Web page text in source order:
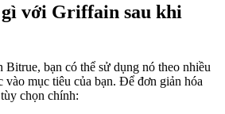
với Griffain sau khi
bạn có thể sử dụng nó theo nhiều
vào mục tiêu của bạn. Để đơn giản hóa
chọn chính: